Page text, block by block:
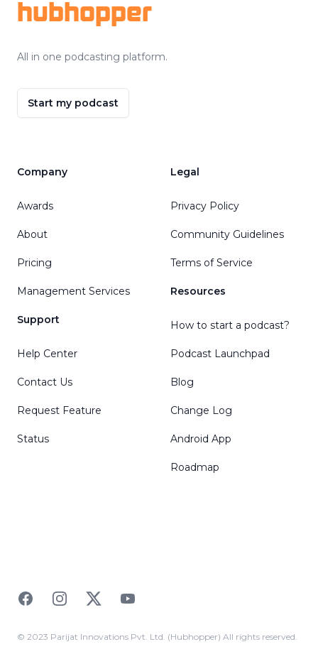
hubhopper
All in one podcasting platform.
Start my podcast
Company
Awards
About
Pricing
Management Services
Support
Help Center
Contact Us
Request Feature
Status
Legal
Privacy Policy
Community Guidelines
Terms of Service
Resources
How to start a podcast?
Podcast Launchpad
Blog
Change Log
Android App
Roadmap
FacebookInstagramTwitterYouTube
© 2023 Parijat Innovations Pvt. Ltd. (Hubhopper) All rights reserved.